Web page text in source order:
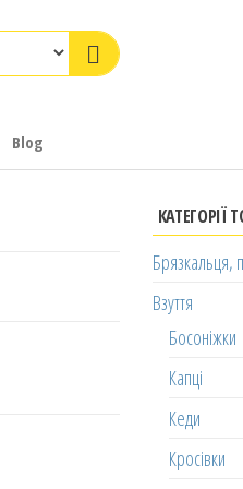
Blog
КАТЕГОРІЇ
Брязкальця,
Взуття
Босоніжки
Капці
Кеди
Кросівки